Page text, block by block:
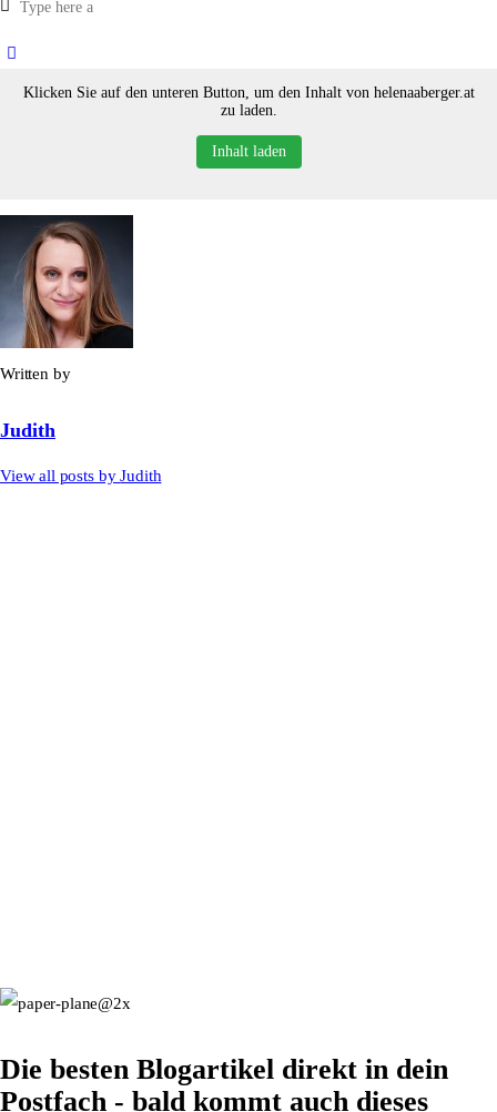
Klicken Sie auf den unteren Button, um den Inhalt von helenaaberger.at
zu laden.
Inhalt laden
Written by
Judith
View all posts byJudith
Die besten Blogartikel direkt in dein
Postfach - bald kommt auch dieses